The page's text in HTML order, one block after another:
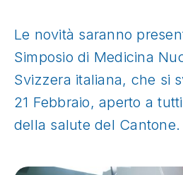
Le novità saranno
Simposio di Medicina
Svizzera italiana, che si
21 Febbraio, aperto a
della salute del Cantone.